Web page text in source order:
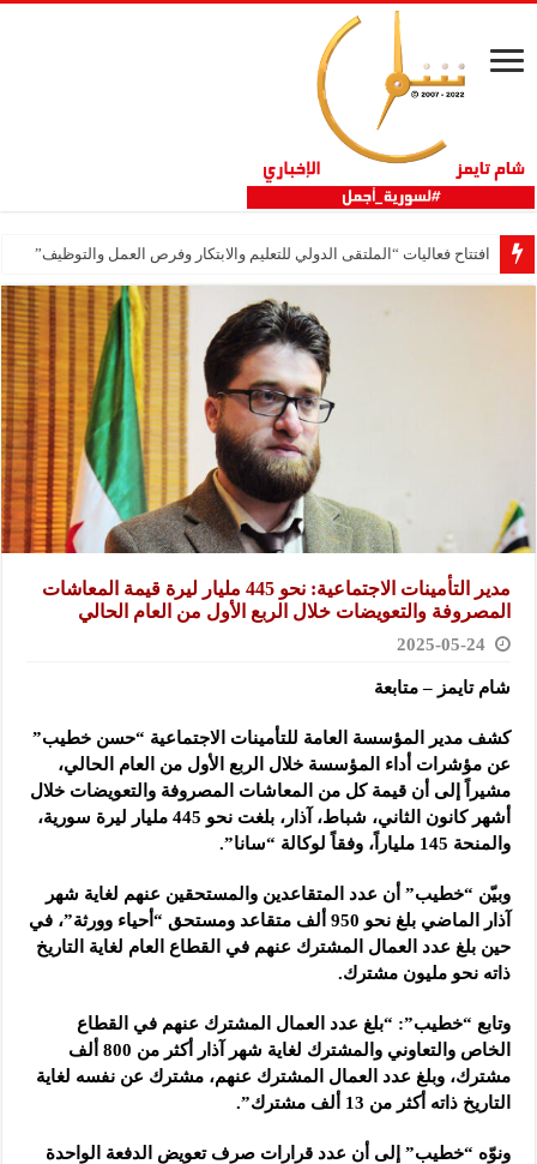
افتتاح فعاليات “الملتقى الدولي للتعليم والابتكار وفرص العمل والتوظيف”
مدير التأمينات الاجتماعية: نحو 445 مليار ليرة قيمة المعاشات
المصروفة والتعويضات خلال الربع الأول من العام الحالي
2025-05-24
شام تايمز – متابعة
كشف مدير المؤسسة العامة للتأمينات الاجتماعية “حسن خطيب”
عن مؤشرات أداء المؤسسة خلال الربع الأول من العام الحالي،
مشيراً إلى أن قيمة كل من المعاشات المصروفة والتعويضات خلال
أشهر كانون الثاني، شباط، آذار، بلغت نحو 445 مليار ليرة سورية،
والمنحة 145 ملياراً، وفقاً لوكالة “سانا”.
وبيّن “خطيب” أن عدد المتقاعدين والمستحقين عنهم لغاية شهر
آذار الماضي بلغ نحو 950 ألف متقاعد ومستحق “أحياء وورثة”، في
حين بلغ عدد العمال المشترك عنهم في القطاع العام لغاية التاريخ
ذاته نحو مليون مشترك.
وتابع “خطيب”: “بلغ عدد العمال المشترك عنهم في القطاع
الخاص والتعاوني والمشترك لغاية شهر آذار أكثر من 800 ألف
مشترك، وبلغ عدد العمال المشترك عنهم، مشترك عن نفسه لغاية
التاريخ ذاته أكثر من 13 ألف مشترك”.
ونوّه “خطيب” إلى أن عدد قرارات صرف تعويض الدفعة الواحدة